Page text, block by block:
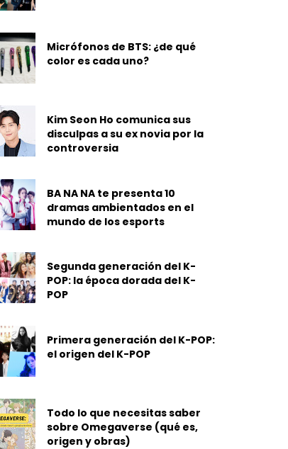
Micrófonos de BTS: ¿de qué
color es cada uno?
Kim Seon Ho comunica sus
disculpas a su ex novia por la
controversia
BA NA NA te presenta 10
dramas ambientados en el
mundo de los esports
Segunda generación del K-
POP: la época dorada del K-
POP
Primera generación del K-POP:
el origen del K-POP
Todo lo que necesitas saber
sobre Omegaverse (qué es,
origen y obras)